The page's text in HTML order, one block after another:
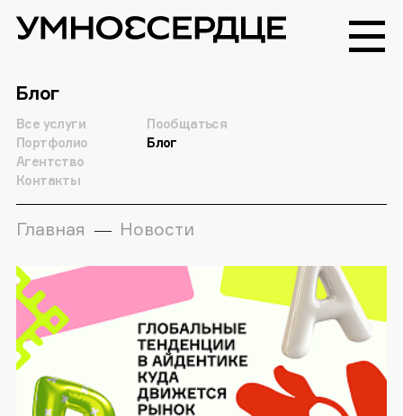
Блог
Все услуги
Портфолио
Агентство
Контакты
Пообщаться
Блог
Главная — Новости